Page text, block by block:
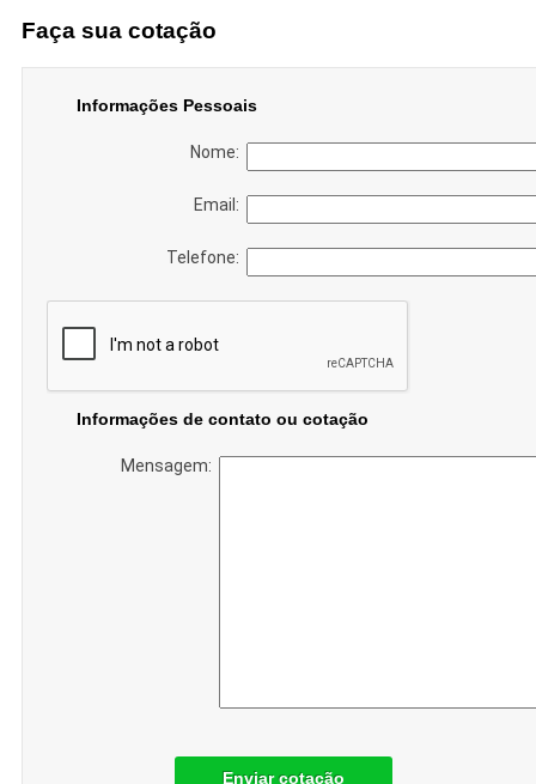
Faça sua cotação
Informações Pessoais
Nome:
Email:
Telefone:
Informações de contato ou cotação
Mensagem:
Enviar cotação